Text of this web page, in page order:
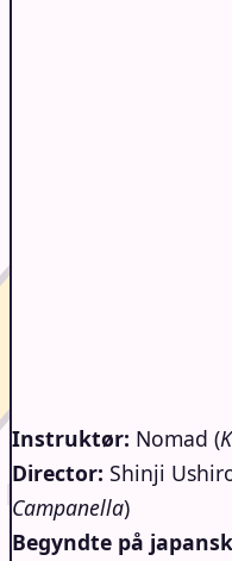
Instruktør: Nomad (
Director: Shinji
Campanella)
Begyndte på